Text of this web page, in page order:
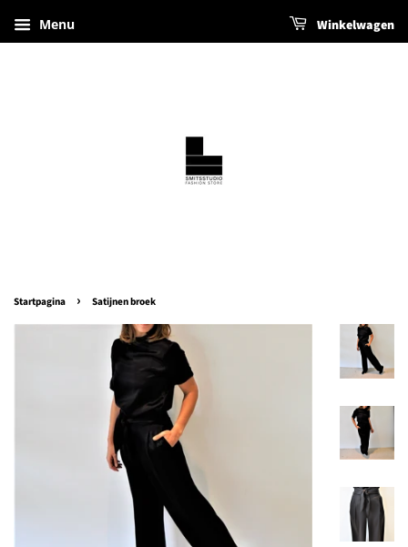
Menu Winkelwagen
Startpagina › Satijnen broek